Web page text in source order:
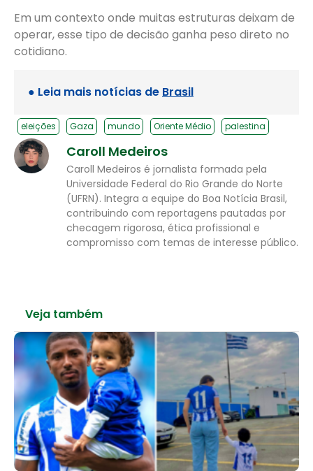
Em um contexto onde muitas estruturas deixam de
operar, esse tipo de decisão ganha peso direto no
cotidiano.
● Leia mais notícias de Brasil
eleições Gaza mundo Oriente Médio palestina
Caroll Medeiros
Caroll Medeiros é jornalista formada pela
Universidade Federal do Rio Grande do Norte
(UFRN). Integra a equipe do Boa Notícia Brasil,
contribuindo com reportagens pautadas por
checagem rigorosa, ética profissional e
compromisso com temas de interesse público.
Veja também